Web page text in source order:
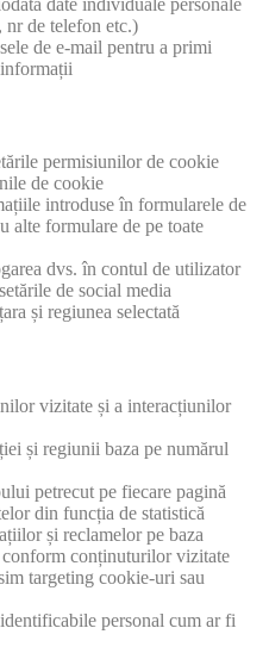
nr de telefon etc.)
de e-mail pentru a primi
permisiunilor de cookie
de cookie
introduse în formularele de
alte formulare de pe toate
dvs. în contul de utilizator
de social media
și regiunea selectată
vizitate și a interacțiunilor
și regiunii baza pe numărul
petrecut pe fiecare pagină
din funcția de statistică
și reclamelor pe baza
conținuturilor vizitate
targeting cookie-uri sau
personal cum ar fi